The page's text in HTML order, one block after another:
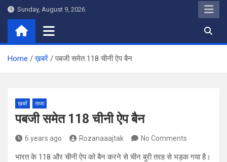
Skip
content
Sunday, August 9, 2026
Home ख़बरें पबजी समेत 118 चीनी ऐप बैन
ख़बरें ताजा
पबजी समेत 118 चीनी ऐप बैन
6 years ago Rozanaaajtak No Comments
भारत के 118 और चीनी ऐप को बैन करने से चीन बुरी तरह से भड़क गया है।